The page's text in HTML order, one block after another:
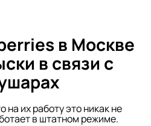
в Москве
в связи с
на их работу это никак не
в штатном режиме.